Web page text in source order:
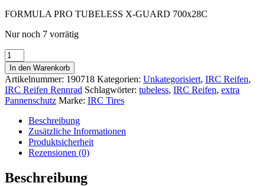
FORMULA PRO TUBELESS X-GUARD 700x28C
Nur noch 7 vorrätig
GEN
6
-
FORMULA
PRO
TUBELESS
GUARD
700x28C
Menge
In den Warenkorb
Artikelnummer: 190718 Kategorien: Unkategorisiert, IRC Reifen,
IRC Reifen Rennrad Schlagwörter: tubeless, IRC Reifen, extra
Pannenschutz Marke: IRC Tires
Beschreibung
Zusätzliche Informationen
Produktsicherheit
Rezensionen (0)
Beschreibung